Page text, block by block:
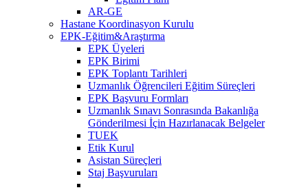
AR-GE
Hastane Koordinasyon Kurulu
EPK-Eğitim&Araştırma
EPK Üyeleri
EPK Birimi
EPK Toplantı Tarihleri
Uzmanlık Öğrencileri Eğitim Süreçleri
EPK Başvuru Formları
Uzmanlık Sınavı Sonrasında Bakanlığa
Gönderilmesi İçin Hazırlanacak Belgeler
TUEK
Etik Kurul
Asistan Süreçleri
Staj Başvuruları